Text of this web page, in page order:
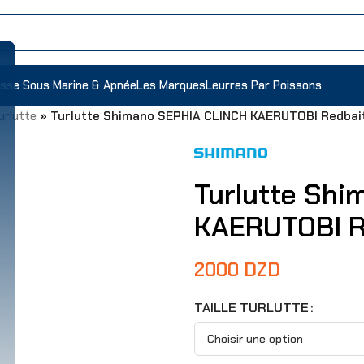
Sous Marine & ApnéeLes MarquesLeurres Par Poissons
» Turlutte Shimano SEPHIA CLINCH KAERUTOBI
Turlutte
KAERUTOBI
2000 DZD
TAILLE TURLUTTE